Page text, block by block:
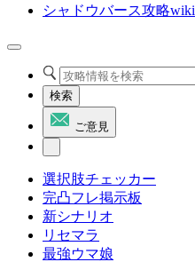
シャドウバース攻略wiki
検索
ご意見
選択肢チェッカー
完凸フレ掲示板
新シナリオ
リセマラ
最強ウマ娘